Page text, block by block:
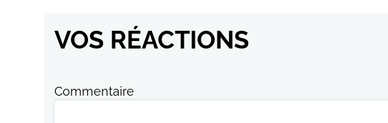
VOS RÉACTIONS
Commentaire